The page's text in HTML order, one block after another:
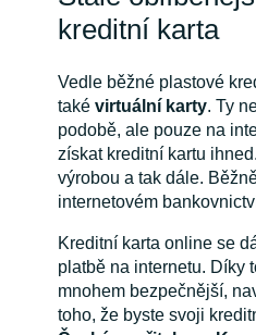
kreditní karta
Vedle běžné plastové
také virtuální karty. Ty
podobě, ale pouze na
získat kreditní kartu
výrobou a tak dále.
internetovém
Kreditní karta online se
platbě na internetu. Díky
mnohem bezpečnější,
toho, že byste svoji